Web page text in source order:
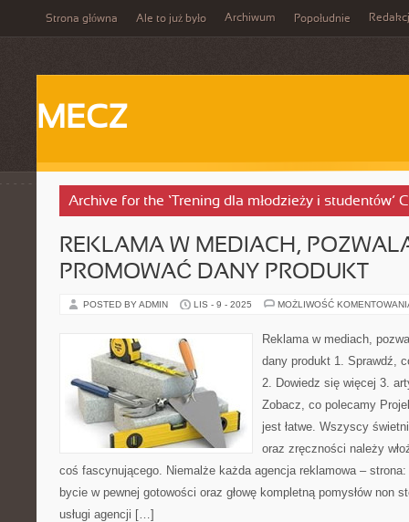
Strona główna Ale to już było Archiwum Popołudnie
MECZ
Archive for the ‘Trening dla młodzieży i studentów’
REKLAMA W MEDIACH,
PROMOWAĆ DANY PRODUKT
POSTED BY ADMIN LIS - 9 - 2025 MOŻLIWOŚĆ
Reklama w mediach,
dany produkt 1. Sprawdź,
2. Dowiedz się więcej 3.
Zobacz, co polecamy
jest łatwe. Wszyscy
oraz zręczności należy
coś fascynującego. Niemalże każda agencja reklamowa –
bycie w pewnej gotowości oraz głowę kompletną pomysłów non
usługi agencji […]